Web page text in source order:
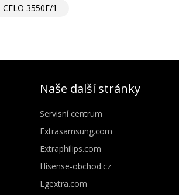
CFLO 3550E/1
Naše další stránky
Servisní centrum
Extrasamsung.com
Extraphilips.com
Hisense-obchod.cz
Lgextra.com